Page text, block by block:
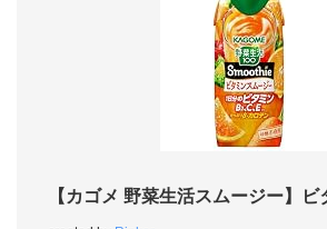
【カゴメ 野菜生活スムージー】